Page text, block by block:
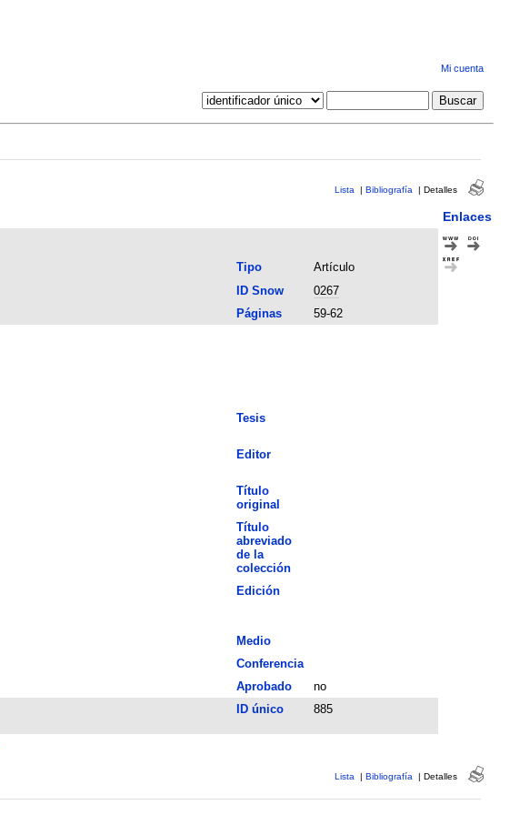
Mi cuenta
Lista | Bibliografía | Detalles
Enlaces
Tipo
Artículo
ID Snow
0267
Páginas
59-62
Tesis
Editor
Título
original
Título
abreviado
de la
colección
Edición
Medio
Conferencia
Aprobado
no
ID único 885
Lista | Bibliografía | Detalles